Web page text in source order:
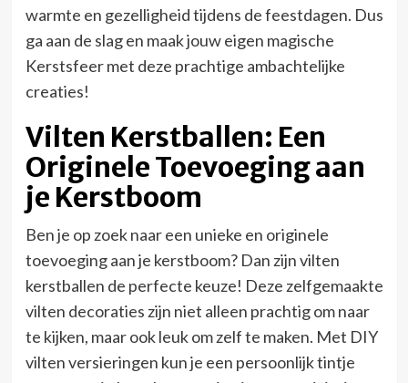
warmte en gezelligheid tijdens de feestdagen. Dus
ga aan de slag en maak jouw eigen magische
Kerstsfeer met deze prachtige ambachtelijke
creaties!
Vilten Kerstballen: Een
Originele Toevoeging aan
je Kerstboom
Ben je op zoek naar een unieke en originele
toevoeging aan je kerstboom? Dan zijn vilten
kerstballen de perfecte keuze! Deze zelfgemaakte
vilten decoraties zijn niet alleen prachtig om naar
te kijken, maar ook leuk om zelf te maken. Met DIY
vilten versieringen kun je een persoonlijk tintje